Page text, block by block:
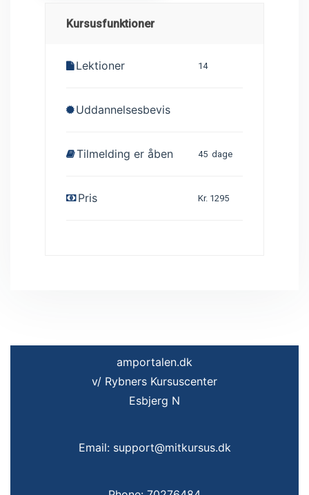
Kursusfunktioner
Lektioner 14
Uddannelsesbevis
Tilmelding er åben 45 dage
Pris Kr. 1295
amportalen.dk
v/ Rybners Kursuscenter
Esbjerg N
Email: support@mitkursus.dk